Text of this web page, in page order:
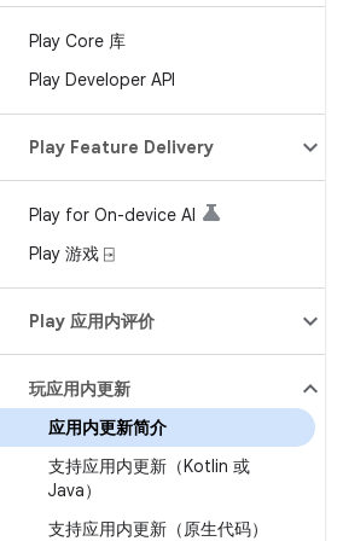
Play Core 库
Play Developer API
Play Feature Delivery
Play for On-device AI
Play 游戏 ⍈
Play 应用内评价
玩应用内更新
应用内更新简介
支持应用内更新（Kotlin 或
Java）
支持应用内更新（原生代码）